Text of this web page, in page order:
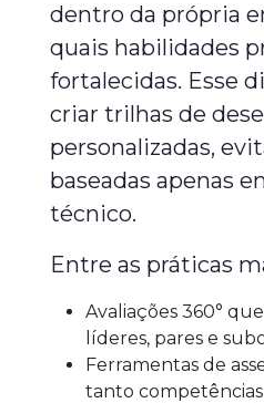
dentro da própria
quais habilidades
fortalecidas. Esse
criar trilhas de
personalizadas,
baseadas apenas
técnico.
Entre as práticas
Avaliações 360°
líderes, pares e
Ferramentas de
tanto